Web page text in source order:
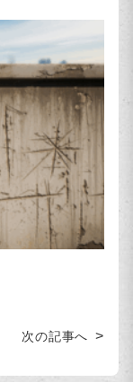
次の記事へ